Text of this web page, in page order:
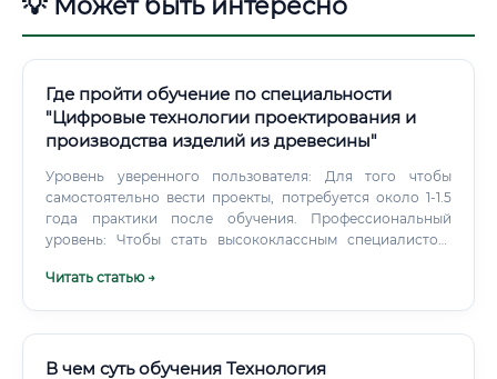
💡 Может быть интересно
Где пройти обучение по специальности
"Цифровые технологии проектирования и
производства изделий из древесины"
Уровень уверенного пользователя: Для того чтобы
самостоятельно вести проекты, потребуется около 1-1.5
года практики после обучения. Профессиональный
уровень: Чтобы стать высококлассным специалистом,
материалов, требуется 3-5 лет непрерывной работы и
Читать статью →
В чем суть обучения Технология